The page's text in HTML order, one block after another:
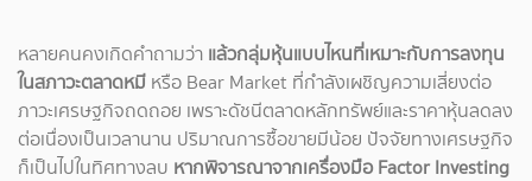
หลายคนคงเกิดคำถามว่า แล้วกลุ่มหุ้นแบบไหนที่เหมาะกับการลงทุน
ในสภาวะตลาดหมี หรือ Bear Market ที่กำลังเผชิญความเสี่ยงต่อ
ภาวะเศรษฐกิจถดถอย เพราะดัชนีตลาดหลักทรัพย์และราคาหุ้นลดลง
ต่อเนื่องเป็นเวลานาน ปริมาณการซื้อขายมีน้อย ปัจจัยทางเศรษฐกิจ
ก็เป็นไปในทิศทางลบ หากพิจารณาจากเครื่องมือ Factor Investing